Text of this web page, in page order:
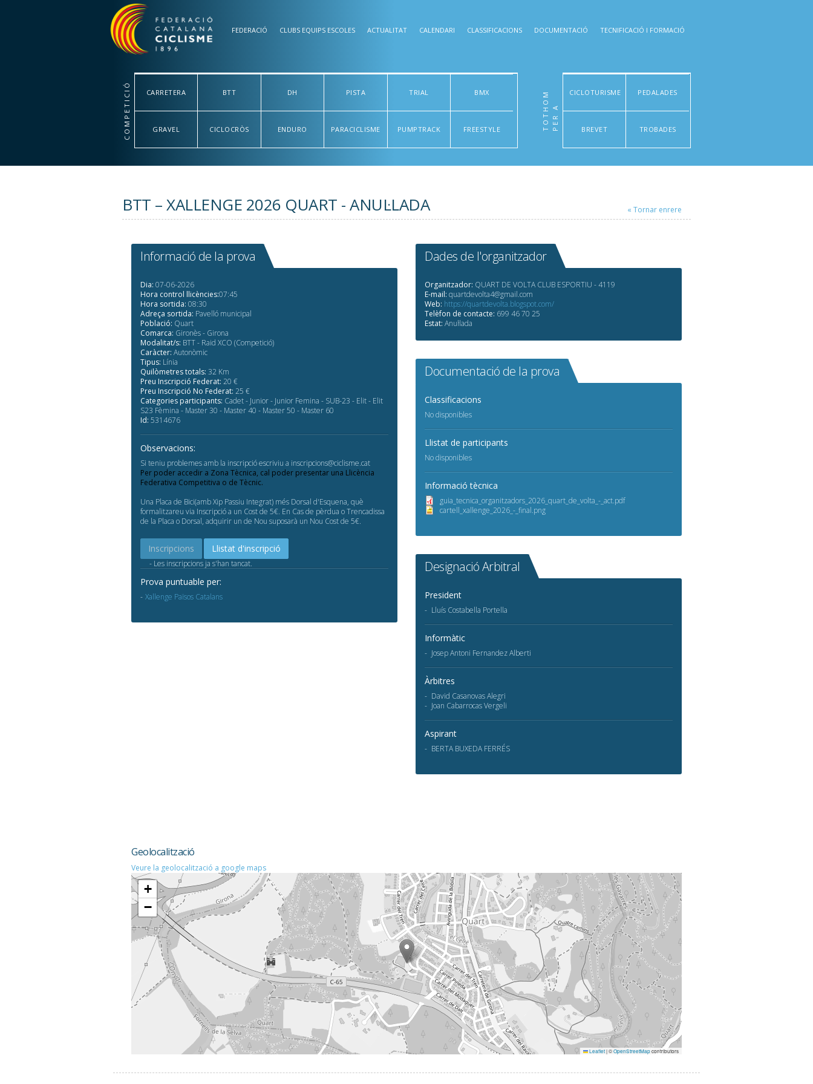
FEDERACIÓ CLUBS EQUIPS ESCOLES ACTUALITAT CALENDARI CLASSIFICACIONS DOCUMENTACIÓ TECNIFICACIÓ I FORMACIÓ
COMPETICIÓ CARRETERA BTT DH PISTA TRIAL BMX
GRAVEL CICLOCRÒS ENDURO PARACICLISME PUMPTRACK FREESTYLE P
E
R
A
T
O
T
H
O
M CICLOTURISME PEDALADES
BREVET TROBADES
BTT – XALLENGE 2026 QUART - ANUL·LADA
Informació de la prova
Dia: 07-06-2026
Hora control llicències:07:45
Hora sortida: 08:30
Adreça sortida: Pavelló municipal
Població: Quart
Comarca: Gironès - Girona
Modalitat/s: BTT - Raid XCO (Competició)
Caràcter: Autonòmic
Tipus: Línia
Quilòmetres totals: 32 Km
Preu Inscripció Federat: 20 €
Preu Inscripció No Federat: 25 €
Categories participants: Cadet - Junior - Junior Femina - SUB-23 - Elit - Elit
S23 Fèmina - Master 30 - Master 40 - Master 50 - Master 60
Id: 5314676
Observacions:
Si teniu problemes amb la inscripció escriviu a inscripcions@ciclisme.cat
Per poder accedir a Zona Tècnica, cal poder presentar una Llicència
Federativa Competitiva o de Tècnic.
Una Placa de Bici(amb Xip Passiu Integrat) més Dorsal d'Esquena, què
formalitzareu via Inscripció a un Cost de 5€. En Cas de pèrdua o Trencadissa
de la Placa o Dorsal, adquirir un de Nou suposarà un Nou Cost de 5€.
Inscripcions Llistat d'inscripció
- Les inscripcions ja s'han tancat.
Prova puntuable per:
Xallenge Països Catalans
Dades de l'organitzador
Organitzador: QUART DE VOLTA CLUB ESPORTIU - 4119
E-mail: quartdevolta4@gmail.com
Web: https://quartdevolta.blogspot.com/
Telèfon de contacte: 699 46 70 25
Estat: Anul·lada
Documentació de la prova
Classificacions
No disponibles
Llistat de participants
No disponibles
Informació tècnica
guia_tecnica_organitzadors_2026_quart_de_volta_-_act.pdf
cartell_xallenge_2026_-_final.png
Designació Arbitral
President
Lluís Costabella Portella
Informàtic
Josep Antoni Fernandez Alberti
Àrbitres
David Casanovas Alegri
Joan Cabarrocas Vergeli
Aspirant
BERTA BUXEDA FERRÉS
Geolocalització
Veure la geolocalització a google maps
+
−
Leaflet|©OpenStreetMapcontributors
« Tornar enrere